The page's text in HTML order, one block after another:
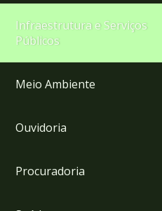
Infraestrutura e Serviços
Públicos
Meio Ambiente
Ouvidoria
Procuradoria